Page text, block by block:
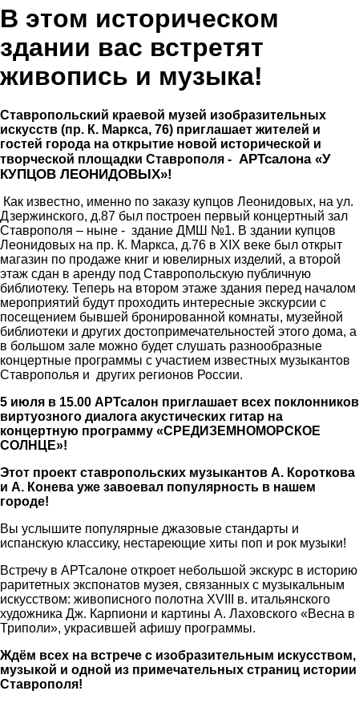
В этом историческом
здании вас встретят
живопись и музыка!
Ставропольский краевой музей изобразительных
искусств (пр. К. Маркса, 76) приглашает жителей и
гостей города на открытие новой исторической и
творческой площадки Ставрополя - АРТсалона «У
КУПЦОВ ЛЕОНИДОВЫХ»!
Как известно, именно по заказу купцов Леонидовых, на ул.
Дзержинского, д.87 был построен первый концертный зал
Ставрополя – ныне - здание ДМШ №1. В здании купцов
Леонидовых на пр. К. Маркса, д.76 в XIX веке был открыт
магазин по продаже книг и ювелирных изделий, а второй
этаж сдан в аренду под Ставропольскую публичную
библиотеку. Теперь на втором этаже здания перед началом
мероприятий будут проходить интересные экскурсии с
посещением бывшей бронированной комнаты, музейной
библиотеки и других достопримечательностей этого дома, а
в большом зале можно будет слушать разнообразные
концертные программы с участием известных музыкантов
Ставрополья и других регионов России.
5 июля в 15.00 АРТсалон приглашает всех поклонников
виртуозного диалога акустических гитар на
концертную программу «СРЕДИЗЕМНОМОРСКОЕ
СОЛНЦЕ»!
Этот проект ставропольских музыкантов А. Короткова
и А. Конева уже завоевал популярность в нашем
городе!
Вы услышите популярные джазовые стандарты и
испанскую классику, нестареющие хиты поп и рок музыки!
Встречу в АРТсалоне откроет небольшой экскурс в историю
раритетных экспонатов музея, связанных с музыкальным
искусством: живописного полотна XVIII в. итальянского
художника Дж. Карпиони и картины А. Лаховского «Весна в
Триполи», украсившей афишу программы.
Ждём всех на встрече с изобразительным искусством,
музыкой и одной из примечательных страниц истории
Ставрополя!